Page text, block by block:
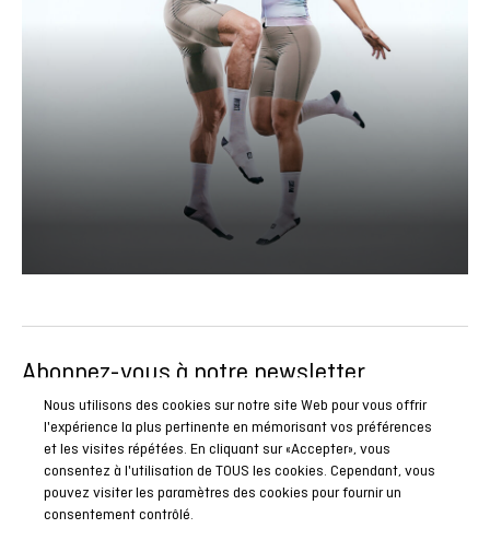
Abonnez-vous à notre newsletter
Soyez le premier à connaître toutes nos actualités, reportages
et promotions spéciales.
ABONNEZ-VOUS
Nous utilisons des cookies sur notre site Web pour vous offrir
l'expérience la plus pertinente en mémorisant vos préférences
et les visites répétées. En cliquant sur «Accepter», vous
consentez à l'utilisation de TOUS les cookies. Cependant, vous
pouvez visiter les paramètres des cookies pour fournir un
consentement contrôlé.